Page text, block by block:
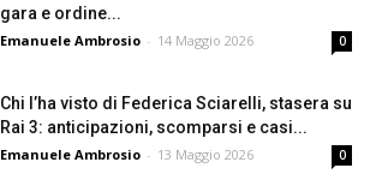
gara e ordine...
Emanuele Ambrosio - 14 Maggio 2026 0
Chi l’ha visto di Federica Sciarelli, stasera su
Rai 3: anticipazioni, scomparsi e casi...
Emanuele Ambrosio - 13 Maggio 2026 0